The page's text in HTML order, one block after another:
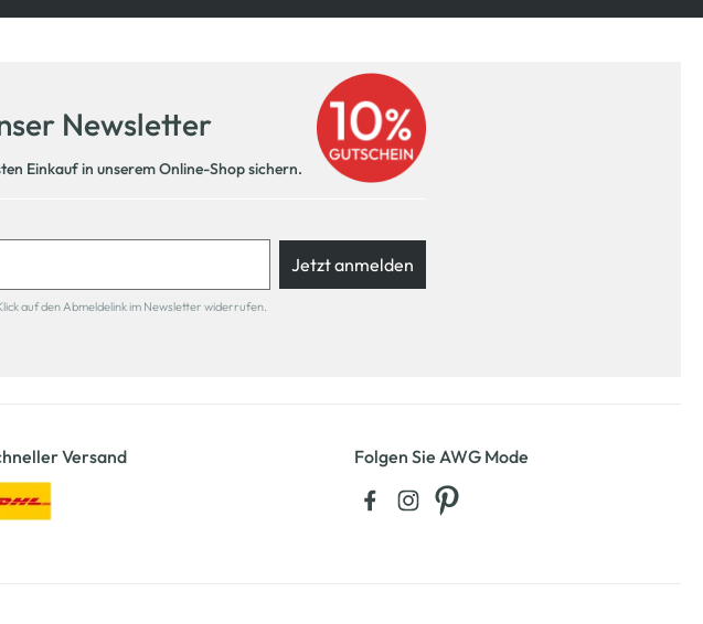
Newsletter
Einkauf in unserem Online-Shop sichern.
Jetzt anmelden
auf den Abmeldelink im Newsletter widerrufen.
Versand Folgen Sie AWG Mode